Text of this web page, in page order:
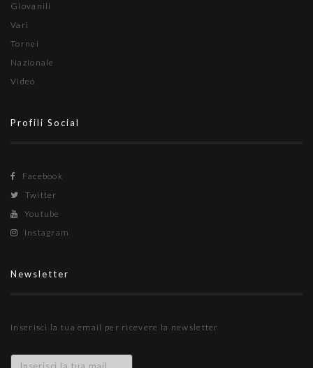
Giovanili
Vari
Tornei
Nazionale
Video
Profili Social
Facebook
Twitter
Youtube
Instagram
Newsletter
Inserisci la tua email per ricevere la newsletter